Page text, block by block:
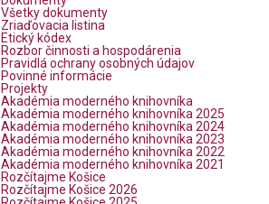
Všetky dokumenty
Zriaďovacia listina
Etický kódex
Rozbor činnosti a hospodárenia
Pravidlá ochrany osobných údajov
Povinné informácie
Projekty
Akadémia moderného knihovníka
Akadémia moderného knihovníka 2025
Akadémia moderného knihovníka 2024
Akadémia moderného knihovníka 2023
Akadémia moderného knihovníka 2022
Akadémia moderného knihovníka 2021
Rozčítajme Košice
Rozčítajme Košice 2026